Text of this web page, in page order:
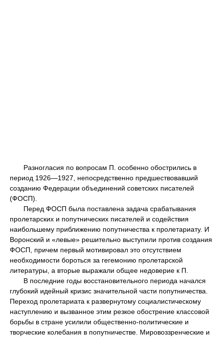
Разногласия по вопросам П. особенно обострились в
период 1926—1927, непосредственно предшествовавший
созданию Федерации объединений советских писателей
(ФОСП).
Перед ФОСП была поставлена задача срабатывания
пролетарских и попутнических писателей и содействия
наибольшему приближению попутничества к пролетариату. И
Воронский и «левые» решительно выступили против создания
ФОСП, причем первый мотивировал это отсутствием
необходимости бороться за гегемонию пролетарской
литературы, а вторые выражали общее недоверие к П.
В последние годы восстановительного периода начался
глубокий идейный кризис значительной части попутничества.
Переход пролетариата к развернутому социалистическому
наступлению и вызванное этим резкое обострение классовой
борьбы в стране усилили общественно-политические и
творческие колебания в попутничестве. Мировоззренческие и